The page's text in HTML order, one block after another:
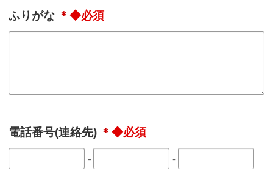
ふりがな ＊
電話番号(連絡先) ＊
- -